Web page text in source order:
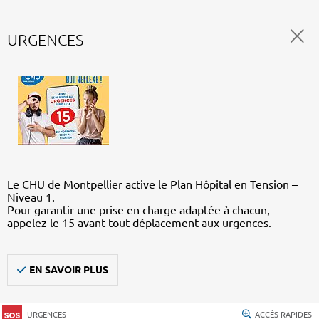
URGENCES
Le CHU de Montpellier active le Plan Hôpital en Tension –
Niveau 1.
Pour garantir une prise en charge adaptée à chacun,
appelez le 15 avant tout déplacement aux urgences.
EN SAVOIR PLUS
URGENCES ACCÈS RAPIDES